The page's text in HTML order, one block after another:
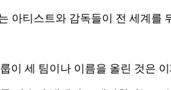
아티스트와 감독들이 전 세계를
이 세 팀이나 이름을 올린 것은